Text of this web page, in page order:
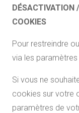
DÉSACTIVATION
COOKIES
Pour restreindre
via les paramètres
Si vous ne
cookies sur votre
paramètres de